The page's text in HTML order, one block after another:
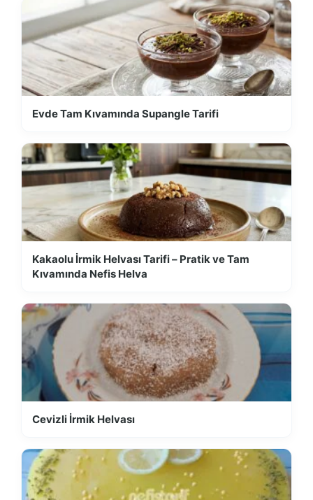
Evde Tam Kıvamında Supangle Tarifi
Kakaolu İrmik Helvası Tarifi – Pratik ve Tam
Kıvamında Nefis Helva
Cevizli İrmik Helvası